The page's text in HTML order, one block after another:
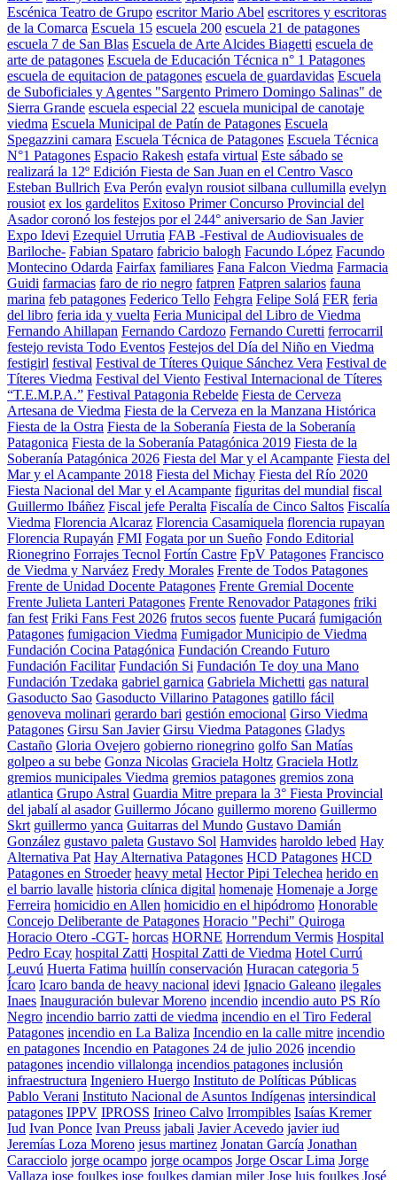
Escénica Teatro de Grupo escritor Mario Abel escritores y escritoras
de la Comarca Escuela 15 escuela 200 escuela 21 de patagones
escuela 7 de San Blas Escuela de Arte Alcides Biagetti escuela de
arte de patagones Escuela de Educación Técnica n° 1 Patagones
escuela de equitacion de patagones escuela de guardavidas Escuela
de Suboficiales y Agentes "Sargento Primero Domingo Salinas" de
Sierra Grande escuela especial 22 escuela municipal de canotaje
viedma Escuela Municipal de Patín de Patagones Escuela
Spegazzini camara Escuela Técnica de Patagones Escuela Técnica
N°1 Patagones Espacio Rakesh estafa virtual Este sábado se
realizará la 12º Edición Fiesta de San Juan en el Centro Vasco
Esteban Bullrich Eva Perón evalyn rousiot silbana cullumilla evelyn
rousiot ex los gardelitos Exitoso Primer Concurso Provincial del
Asador coronó los festejos por el 244° aniversario de San Javier
Expo Idevi Ezequiel Urrutia FAB -Festival de Audiovisuales de
Bariloche- Fabian Spataro fabricio balogh Facundo López Facundo
Montecino Odarda Fairfax familiares Fana Falcon Viedma Farmacia
Guidi farmacias faro de rio negro fatpren Fatpren salarios fauna
marina feb patagones Federico Tello Fehgra Felipe Solá FER feria
del libro feria ida y vuelta Feria Municipal del Libro de Viedma
Fernando Ahillapan Fernando Cardozo Fernando Curetti ferrocarril
festejo revista Todo Eventos Festejos del Día del Niño en Viedma
festigirl festival Festival de Títeres Quique Sánchez Vera Festival de
Títeres Viedma Festival del Viento Festival Internacional de Títeres
“T.E.M.P.A.” Festival Patagonia Rebelde Fiesta de Cerveza
Artesana de Viedma Fiesta de la Cerveza en la Manzana Histórica
Fiesta de la Ostra Fiesta de la Soberanía Fiesta de la Soberanía
Patagonica Fiesta de la Soberanía Patagónica 2019 Fiesta de la
Soberanía Patagónica 2026 Fiesta del Mar y el Acampante Fiesta del
Mar y el Acampante 2018 Fiesta del Michay Fiesta del Río 2020
Fiesta Nacional del Mar y el Acampante figuritas del mundial fiscal
Guillermo Ibáñez Fiscal jefe Peralta Fiscalía de Cinco Saltos Fiscalía
Viedma Florencia Alcaraz Florencia Casamiquela florencia rupayan
Florencia Rupayán FMI Fogata por un Sueño Fondo Editorial
Rionegrino Forrajes Tecnol Fortín Castre FpV Patagones Francisco
de Viedma y Narváez Fredy Morales Frente de Todos Patagones
Frente de Unidad Docente Patagones Frente Gremial Docente
Frente Julieta Lanteri Patagones Frente Renovador Patagones friki
fan fest Friki Fans Fest 2026 frutos secos fuente Pucará fumigación
Patagones fumigacion Viedma Fumigador Municipio de Viedma
Fundación Cocina Patagónica Fundación Creando Futuro
Fundación Facilitar Fundación Si Fundación Te doy una Mano
Fundación Tzedaka gabriel garnica Gabriela Michetti gas natural
Gasoducto Sao Gasoducto Villarino Patagones gatillo fácil
genoveva molinari gerardo bari gestión emocional Girso Viedma
Patagones Girsu San Javier Girsu Viedma Patagones Gladys
Castaño Gloria Ovejero gobierno rionegrino golfo San Matías
golpeo a su bebe Gonza Nicolas Graciela Holtz Graciela Hotlz
gremios municipales Viedma gremios patagones gremios zona
atlantica Grupo Astral Guardia Mitre prepara la 3° Fiesta Provincial
del jabalí al asador Guillermo Jócano guillermo moreno Guillermo
Skrt guillermo yanca Guitarras del Mundo Gustavo Damián
González gustavo paleta Gustavo Sol Hamvides haroldo lebed Hay
Alternativa Pat Hay Alternativa Patagones HCD Patagones HCD
Patagones en Stroeder heavy metal Hector Pipi Telechea herido en
el barrio lavalle historia clínica digital homenaje Homenaje a Jorge
Ferreira homicidio en Allen homicidio en el hipódromo Honorable
Concejo Deliberante de Patagones Horacio "Pechi" Quiroga
Horacio Otero -CGT- horcas HORNE Horrendum Vermis Hospital
Pedro Ecay hospital Zatti Hospital Zatti de Viedma Hotel Currú
Leuvú Huerta Fatima huillín conservación Huracan categoria 5
Ícaro Icaro banda de heavy nacional idevi Ignacio Galeano ilegales
Inaes Inauguración bulevar Moreno incendio incendio auto PS Río
Negro incendio barrio zatti de viedma incendio en el Tiro Federal
Patagones incendio en La Baliza Incendio en la calle mitre incendio
en patagones Incendio en Patagones 24 de julio 2026 incendio
patagones incendio villalonga incendios patagones inclusión
infraestructura Ingeniero Huergo Instituto de Políticas Públicas
Pablo Verani Instituto Nacional de Asuntos Indígenas intersindical
patagones IPPV IPROSS Irineo Calvo Irrompibles Isaías Kremer
Iud Ivan Ponce Ivan Preuss jabali Javier Acevedo javier iud
Jeremías Loza Moreno jesus martinez Jonatan García Jonathan
Caracciolo jorge ocampo jorge ocampos Jorge Oscar Lima Jorge
Vallaza jose foulkes jose foulkes damian miler Jose luis foulkes José